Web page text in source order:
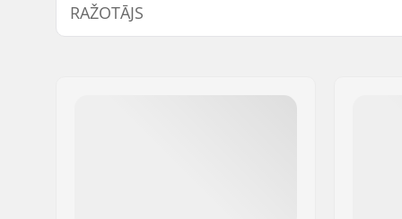
Riteņu cietība:
RAŽOTĀJS